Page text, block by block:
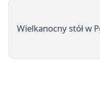
Wielkanocny stół w